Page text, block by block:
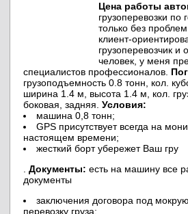
Цена работы
грузоперевозки по
только без
клиент-
грузоперевозчик и
человек, у меня
специалистов профессионалов.
грузоподъемность 0.8 тонн, кол.
ширина 1.4 м, высота 1.4 м, кол.
боковая, задняя. Условия:
машина 0,8 тонн;
GPS присутствует всегда на
настоящем времени;
жесткий борт убережет Ваш гру
Документы: есть на машину все
документы
заключения договора под
перевозку груза;